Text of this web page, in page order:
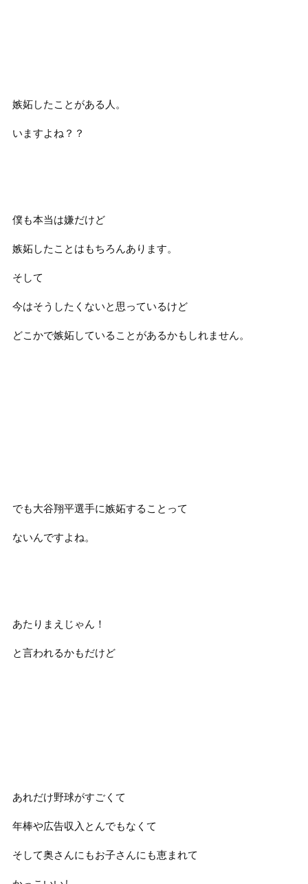
嫉妬したことがある人。
いますよね？？
僕も本当は嫌だけど
嫉妬したことはもちろんあります。
そして
今はそうしたくないと思っているけど
どこかで嫉妬していることがあるかもしれません。
でも大谷翔平選手に嫉妬することって
ないんですよね。
あたりまえじゃん！
と言われるかもだけど
あれだけ野球がすごくて
年棒や広告収入とんでもなくて
そして奥さんにもお子さんにも恵まれて